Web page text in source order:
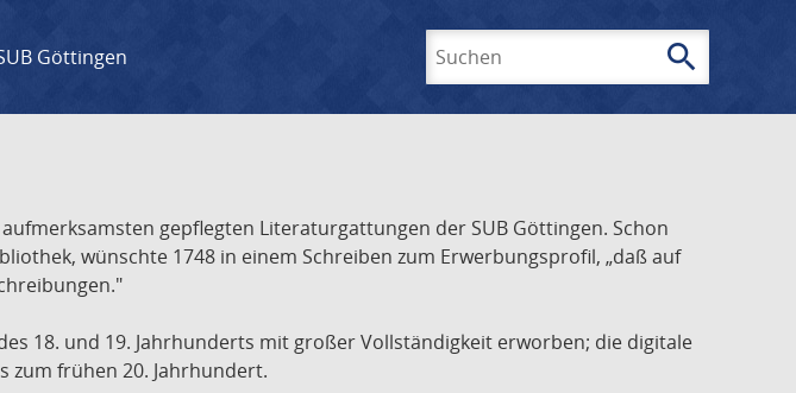
Göttingen search
gepflegten Literaturgattungen der SUB Göttingen. Schon
wünschte 1748 in einem Schreiben zum Erwerbungsprofil, „daß auf
18. und 19. Jahrhunderts mit großer Vollständigkeit erworben; die digitale
zum frühen 20. Jahrhundert.